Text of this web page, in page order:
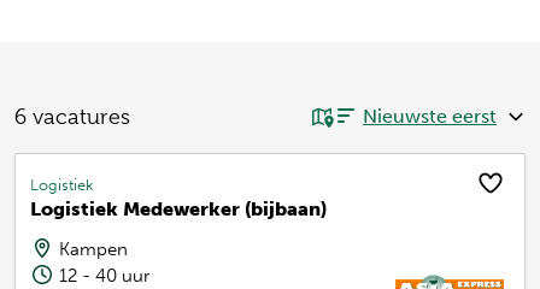
6 vacatures
Logistiek
Logistiek Medewerker (bijbaan)
Kampen
12 - 40 uur